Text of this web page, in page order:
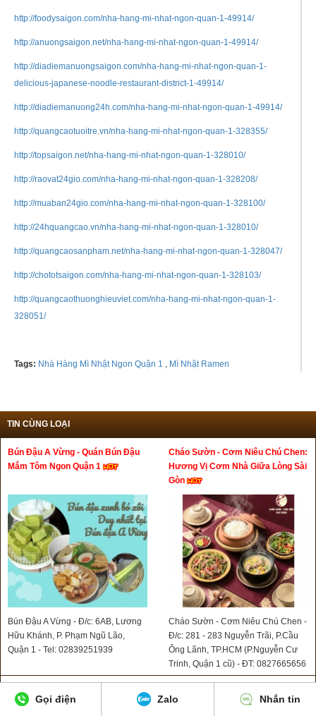
http://foodysaigon.com/nha-hang-mi-nhat-ngon-quan-1-49914/
http://anuongsaigon.net/nha-hang-mi-nhat-ngon-quan-1-49914/
http://diadiemanuongsaigon.com/nha-hang-mi-nhat-ngon-quan-1-
delicious-japanese-noodle-restaurant-district-1-49914/
http://diadiemanuong24h.com/nha-hang-mi-nhat-ngon-quan-1-49914/
http://quangcaotuoitre.vn/nha-hang-mi-nhat-ngon-quan-1-328355/
http://topsaigon.net/nha-hang-mi-nhat-ngon-quan-1-328010/
http://raovat24gio.com/nha-hang-mi-nhat-ngon-quan-1-328208/
http://muaban24gio.com/nha-hang-mi-nhat-ngon-quan-1-328100/
http://24hquangcao.vn/nha-hang-mi-nhat-ngon-quan-1-328010/
http://quangcaosanpham.net/nha-hang-mi-nhat-ngon-quan-1-328047/
http://chototsaigon.com/nha-hang-mi-nhat-ngon-quan-1-328103/
http://quangcaothuonghieuviet.com/nha-hang-mi-nhat-ngon-quan-1-
328051/
Tags: Nhà Hàng Mì Nhật Ngon Quận 1 Mì Nhật Ramen
TIN CÙNG LOẠI
Bún Đậu A Vừng - Quán Bún Đậu
Mắm Tôm Ngon Quận 1
Bún Đậu A Vừng - Đ/c: 6AB, Lương
Hữu Khánh, P. Phạm Ngũ Lão,
Quận 1 - Tel: 02839251939
Cháo Sườn - Cơm Niêu Chú Chen:
Hương Vị Cơm Nhà Giữa Lòng Sài
Gòn
Cháo Sườn - Cơm Niêu Chú Chen -
Đ/c: 281 - 283 Nguyễn Trãi, P.Cầu
Ông Lãnh, TP.HCM (P.Nguyễn Cư
Trinh, Quận 1 cũ) - ĐT: 0827665656
Bánh Mì Chảo 187 Cô Giang
Út Hoàng Sa Quận 1
Gọi điện Zalo Nhắn tin